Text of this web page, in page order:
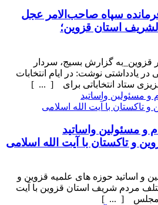
سپاه صاحب‌الامر عجل
استان قزوین؛
قزوین_به گزارش بسیج، سردار
در یادداشتی نوشت: در ایام انتخابات
ستاد انتخاباتی برای [ ... ]
و مسئولین واساتید
و تاکستان با آیت الله اسلامی
و اساتید حوزه های علمیه قزوین و
مردم شریف استان قزوین با آیت
مجلس [ ... ]